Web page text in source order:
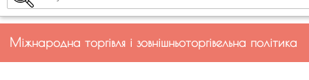
Міжнародна торгівля і зовнішньоторгівельна політика